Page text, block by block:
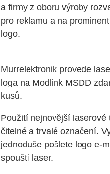
a firmy z oboru výroby
pro reklamu a na
logo.
Murrelektronik provede
loga na Modlink MSDD
kusů.
Použití nejnovější laserové
čitelné a trvalé označení.
jednoduše pošlete logo e-
spouští laser.